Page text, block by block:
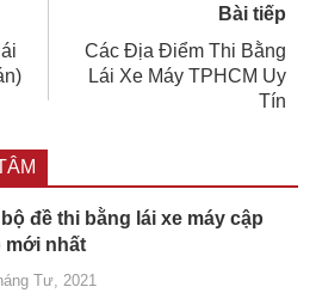
Bài tiếp
Các Địa Điểm Thi Bằng
Lái Xe Máy TPHCM Uy
Tín
đề thi bằng lái xe máy cập
mới nhất
Tư, 2021